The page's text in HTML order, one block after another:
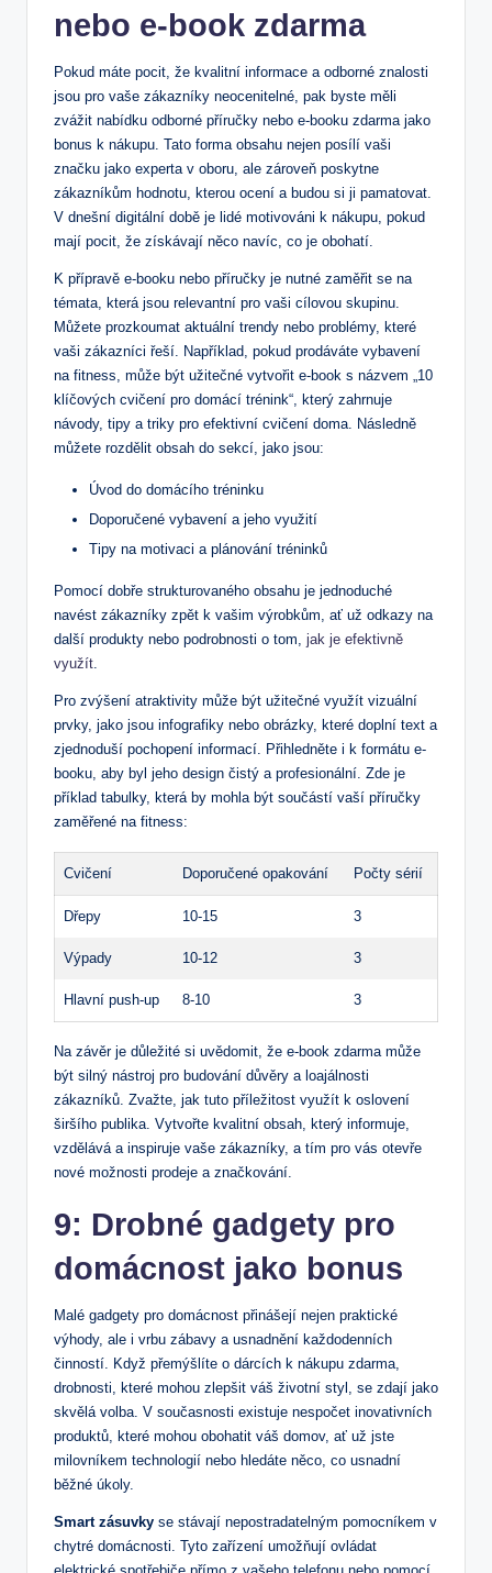
nebo ⁤e-book zdarma
Pokud máte pocit, že ‌kvalitní⁢ informace ‍a odborné znalosti
jsou pro⁢ vaše⁤ zákazníky ‍neocenitelné, ⁣pak byste měli
zvážit nabídku odborné příručky ​nebo⁢ e-booku zdarma jako
bonus k nákupu.​ Tato forma obsahu nejen ‍posílí vaši​
značku jako experta v oboru, ale zároveň ⁢poskytne⁣
zákazníkům ⁢hodnotu, kterou ocení a budou si ji pamatovat.
V‌ dnešní digitální době⁤ je lidé⁣ motivováni k ⁣nákupu, pokud
mají pocit,‌ že získávají ‍něco navíc, co je obohatí.
K ​přípravě e-booku nebo ​příručky‌ je⁤ nutné zaměřit se na
⁣témata,⁢ která jsou relevantní ⁢pro vaši cílovou ​skupinu.
Můžete prozkoumat aktuální trendy nebo problémy,​ které
vaši zákazníci řeší. ​Například, pokud prodáváte‌ vybavení
na fitness, může ‌být‍ užitečné vytvořit e-book s názvem ⁤„10
klíčových ⁢cvičení pro domácí trénink“, který zahrnuje
návody, tipy a triky⁤ pro efektivní cvičení doma.⁤ Následně
můžete rozdělit obsah‍ do sekcí, jako jsou:
Úvod do domácího tréninku
Doporučené vybavení a‍ jeho ​využití
Tipy na motivaci a plánování tréninků
Pomocí dobře​ strukturovaného obsahu je‍ jednoduché
navést zákazníky zpět k vašim výrobkům,⁢ ať⁣ už odkazy​ na
další produkty nebo ‍podrobnosti o tom, jak je efektivně
využít
Pro⁤ zvýšení⁣ atraktivity⁣ může⁤ být užitečné využít vizuální
prvky, jako jsou⁢ infografiky nebo obrázky, které doplní text a
zjednoduší pochopení informací. Přihledněte‌ i k‌ formátu e-
booku, ‌aby byl jeho design čistý a profesionální. Zde​ je‌
příklad tabulky, která by mohla být‍ součástí vaší příručky
zaměřené na fitness:
Cvičení Doporučené​ opakování Počty sérií
Dřepy 10-15 3
Výpady 10-12 3
Hlavní push-up 8-10 3
Na závěr je důležité si ⁣uvědomit, že e-book zdarma může
být⁢ silný nástroj pro budování důvěry⁢ a loajálnosti
zákazníků. Zvažte, jak tuto ‌příležitost využít k oslovení
širšího‍ publika. Vytvořte kvalitní‌ obsah, ⁢který​ informuje,
vzdělává a inspiruje⁢ vaše⁢ zákazníky, a ​tím pro ‍vás ‌otevře
nové možnosti prodeje a značkování.
9: Drobné gadgety pro
⁢domácnost ‍jako bonus
Malé ‍gadgety pro ‍domácnost přinášejí nejen praktické
výhody, ale i vrbu zábavy ⁣a usnadnění každodenních‍
činností.‌ Když přemýšlíte o dárcích k ​nákupu zdarma,
drobnosti, ⁣které ‌mohou zlepšit váš životní⁣ styl, se ⁢zdají ​jako
skvělá volba. ‌V‍ současnosti existuje nespočet inovativních
produktů, které​ mohou ⁤obohatit váš domov, ať už jste
milovníkem‍ technologií nebo⁢ hledáte něco, ​co ⁢usnadní
běžné úkoly.
Smart zásuvky ​se stávají nepostradatelným⁢ pomocníkem v
⁣chytré domácnosti.‍ Tyto zařízení‌ umožňují ovládat